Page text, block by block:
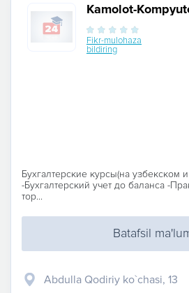
Kamolot-
Fikr-mulohaza
bildiring
Бухгалтерские курсы(на узбекском
-Бухгалтерский учет до баланса -
тор...
Batafsil
Abdulla Qodiriy ko`chasi, 13